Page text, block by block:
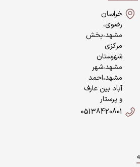
خراسان
رضوی،
مشهد،بخش
مرکزی
شهرستان
مشهد،شهر
مشهد،احمد
آباد بین عارف
و پرستار
05138420801